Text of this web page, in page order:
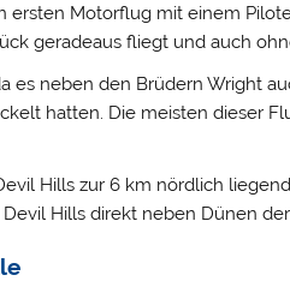
ersten Motorflug mit einem
geradeaus fliegt und auch
es neben den Brüdern Wright
hatten. Die meisten dieser
Hills zur 6 km nördlich
Hills direkt neben Dünen